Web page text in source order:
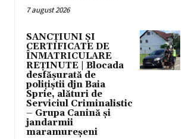
7 august 2026
SANCȚIUNI ȘI
CERTIFICATE DE
ÎNMATRICULARE
REȚINUTE | Blocada
desfășurată de
polițiștii djn Baia
Sprie, alături de
Serviciul Criminalistic
– Grupa Canină și
jandarmii
maramureșeni